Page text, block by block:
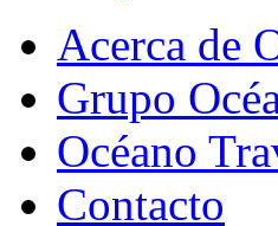
Acerca de
Grupo
Océano
Contacto